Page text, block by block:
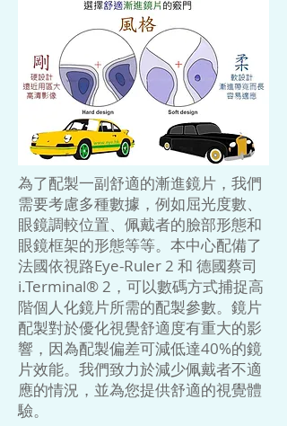
為了配製一副舒適的漸進鏡片，我們
需要考慮多種數據，例如屈光度數、
眼鏡調較位置、佩戴者的臉部形態和
眼鏡框架的形態等等。本中心配備了
法國依視路Eye-Ruler 2 和 德國蔡司
i.Terminal® 2，可以數碼方式捕捉高
階個人化鏡片所需的配製參數。鏡片
配製對於優化視覺舒適度有重大的影
響，因為配製偏差可減低達40%的鏡
片效能。我們致力於減少佩戴者不適
應的情況，並為您提供舒適的視覺體
驗。